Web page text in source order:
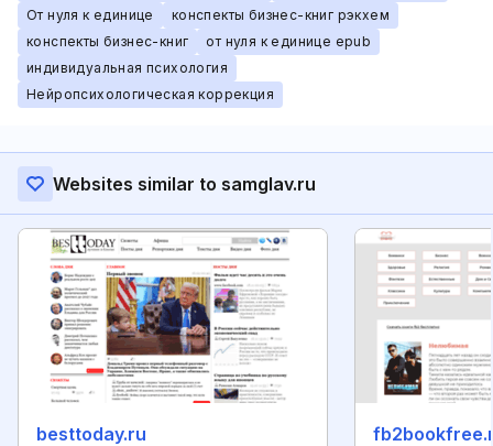
От нуля к единице
конспекты бизнес-книг рэкхем
конспекты бизнес-книг
от нуля к единице epub
индивидуальная психология
Нейропсихологическая коррекция
Websites similar to samglav.ru
besttoday.ru